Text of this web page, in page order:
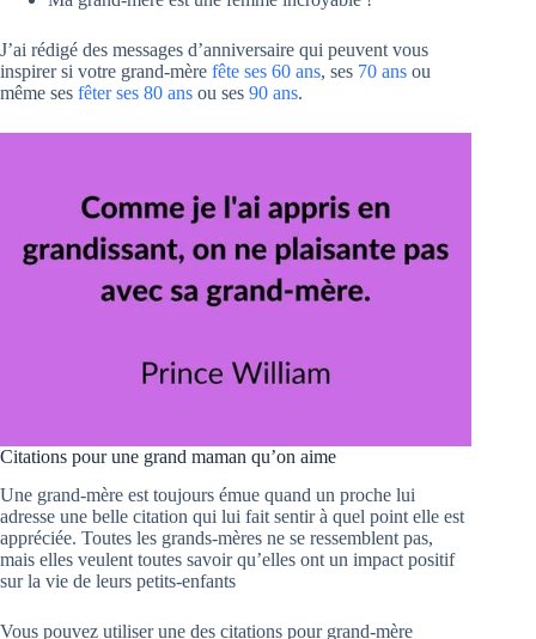
J’ai rédigé des messages d’anniversaire qui peuvent vous
inspirer si votre grand-mère fête ses 60 ans, ses 70 ans ou
même ses fêter ses 80 ans ou ses 90 ans.
Citations pour une grand maman qu’on aime
Une grand-mère est toujours émue quand un proche lui
adresse une belle citation qui lui fait sentir à quel point elle est
appréciée. Toutes les grands-mères ne se ressemblent pas,
mais elles veulent toutes savoir qu’elles ont un impact positif
sur la vie de leurs petits-enfants
Vous pouvez utiliser une des citations pour grand-mère